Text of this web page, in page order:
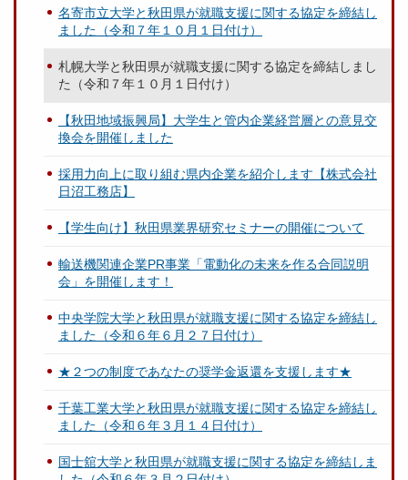
名寄市立大学と秋田県が就職支援に関する協定を締結し
ました（令和７年１０月１日付け）
札幌大学と秋田県が就職支援に関する協定を締結しまし
た（令和７年１０月１日付け）
【秋田地域振興局】大学生と管内企業経営層との意見交
換会を開催しました
採用力向上に取り組む県内企業を紹介します【株式会社
日沼工務店】
【学生向け】秋田県業界研究セミナーの開催について
輸送機関連企業PR事業「電動化の未来を作る合同説明
会」を開催します！
中央学院大学と秋田県が就職支援に関する協定を締結し
ました（令和６年６月２７日付け）
★２つの制度であなたの奨学金返還を支援します★
千葉工業大学と秋田県が就職支援に関する協定を締結し
ました（令和６年３月１４日付け）
国士舘大学と秋田県が就職支援に関する協定を締結しま